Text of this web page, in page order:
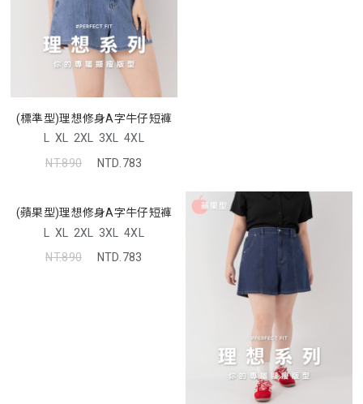
(標準型)理想修身A字牛仔短褲
L XL 2XL 3XL 4XL
NT.890
NTD.783
(蘋果型)理想修身A字牛仔短褲
L XL 2XL 3XL 4XL
NT.890
NTD.783